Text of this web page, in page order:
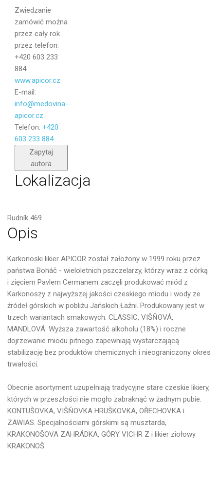
Zwiedzanie
zamówić można
przez cały rok
przez telefon:
+420 603 233
884
www.apicor.cz
E-mail:
info@medovina-
apicor.cz
Telefon: +420
603 233 884
Zapytaj
autora
Wiadomość
Wyślij
Lokalizacja
Rudník 469
Opis
Karkonoski likier APICOR został założony w 1999 roku przez
państwa Boháč - wieloletnich pszczelarzy, którzy wraz z córką
i zięciem Pavlem Cermanem zaczęli produkować miód z
Karkonoszy z najwyższej jakości czeskiego miodu i wody ze
źródeł górskich w pobliżu Jańskich Łaźni. Produkowany jest w
trzech wariantach smakowych: CLASSIC, VIŠŇOVÁ,
MANDLOVÁ. Wyższa zawartość alkoholu (18%) i roczne
dojrzewanie miodu pitnego zapewniają wystarczającą
stabilizację bez produktów chemicznych i nieograniczony okres
trwałości.
Obecnie asortyment uzupełniają tradycyjne stare czeskie likiery,
których w przeszłości nie mogło zabraknąć w żadnym pubie:
KONTUŠOVKA, VIŠŇOVKA HRUŠKOVKA, OŘECHOVKA i
ZAWIAS. Specjalnościami górskimi są musztarda,
KRAKONOŠOVA ZAHRÁDKA, GÓRY VICHR Z i likier ziołowy
KRAKONOŠ.